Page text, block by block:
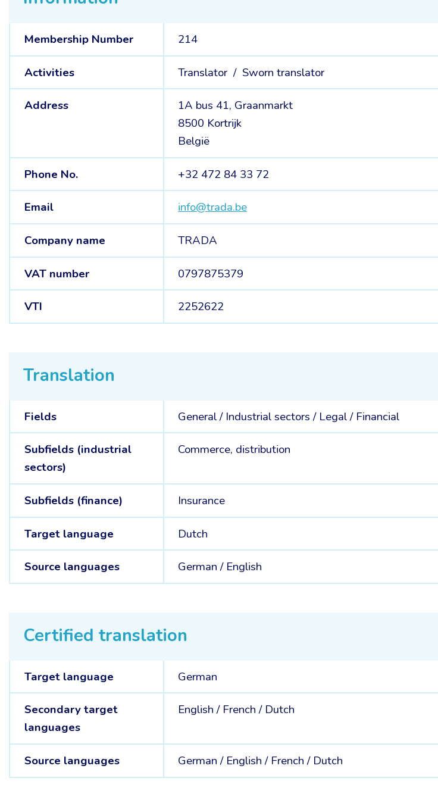
Membership Number 214
Activities Translator / Sworn translator
Address
1A bus 41, Graanmarkt
8500 Kortrijk
België
Phone No. +32 472 84 33 72
Email info@trada.be
Company name TRADA
VAT number 0797875379
VTI 2252622
Translation
Fields General / Industrial sectors / Legal / Financial
Subfields (industrial
sectors)
Commerce, distribution
Subfields (finance) Insurance
Target language Dutch
Source languages German / English
Certified translation
Target language German
Secondary target
languages
English / French / Dutch
Source languages German / English / French / Dutch